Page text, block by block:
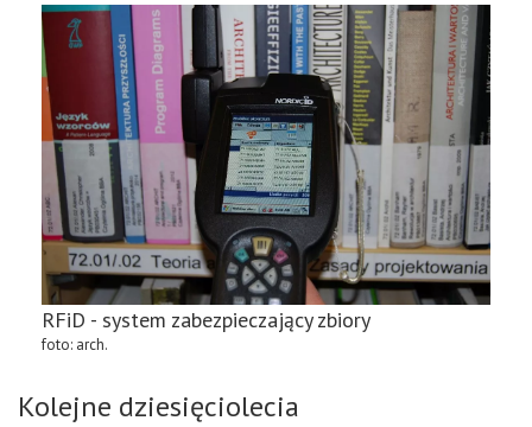
RFiD - system zabezpieczający zbiory
foto: arch.
Kolejne dziesięciolecia